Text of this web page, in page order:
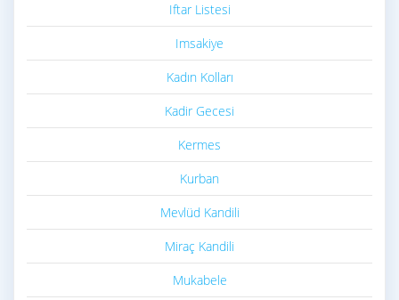
Iftar Listesi
Imsakiye
Kadın Kolları
Kadir Gecesi
Kermes
Kurban
Mevlüd Kandili
Miraç Kandili
Mukabele